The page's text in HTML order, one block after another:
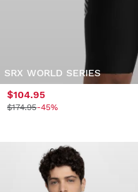
SRX WORLD SERIES
$104.95
$174.95-45%